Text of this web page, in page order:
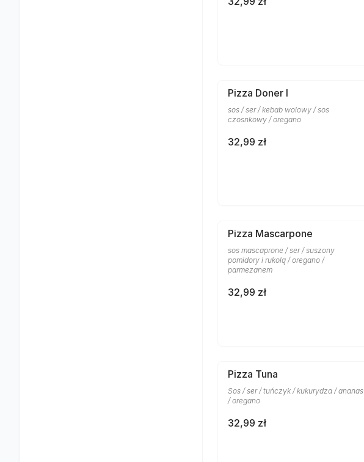
Pizza Doner I
sos / ser / kebab wolowy / sos
czosnkowy / oregano
32,99 zł
Pizza Mascarpone
sos mascaprone / ser / suszony
pomidory i rukolą / oregano /
parmezanem
32,99 zł
Pizza Tuna
Sos / ser / tuńczyk / kukurydza / ananas
/ oregano
32,99 zł